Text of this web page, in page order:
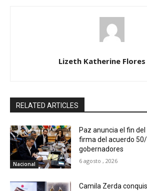
Lizeth Katherine Flores
RELATED ARTICLES
Nacional
Paz anuncia el fin
firma del acuerdo
gobernadores
6 agosto , 2026
Camila Zerda